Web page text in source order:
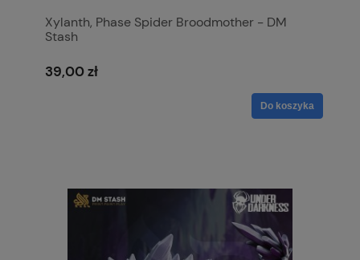
Xylanth, Phase Spider Broodmother - DM
Stash
39,00 zł
Do koszyka